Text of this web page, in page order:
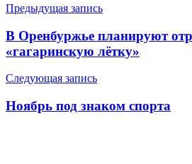
Навигация
по
записям
Предыдущая запись
В Оренбуржье планируют
«гагаринскую лётку»
Следующая запись
Ноябрь под знаком спорта